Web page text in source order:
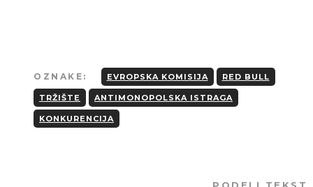
OZNAKE: EVROPSKA KOMISIJA RED BULL
TRŽIŠTE ANTIMONOPOLSKA ISTRAGA
KONKURENCIJA